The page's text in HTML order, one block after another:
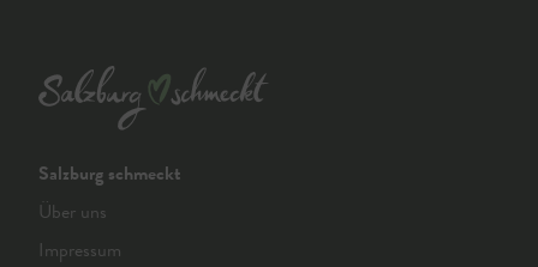
Salzburg schmeckt
Über uns
Impressum